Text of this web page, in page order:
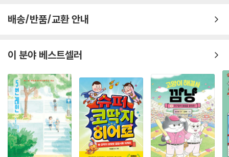
배송/반품/교환 안내
이 분야 베스트셀러